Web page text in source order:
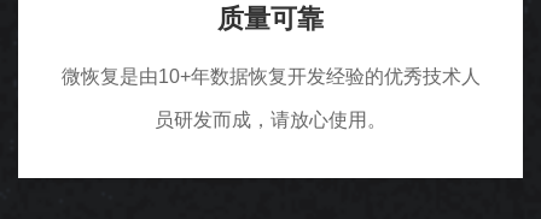
质量可靠
微恢复是由10+年数据恢复开发经验的优秀技术人
员研发而成，请放心使用。